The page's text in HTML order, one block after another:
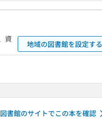
資
地域の図書館を設定する
書館のサイトでこの本を確認